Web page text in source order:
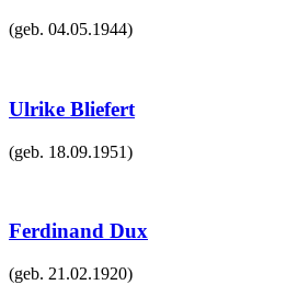
(geb. 04.05.1944)
Ulrike Bliefert
(geb. 18.09.1951)
Ferdinand Dux
(geb. 21.02.1920)